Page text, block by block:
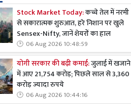
Stock Market Today:कच्चे तेल में नरमी
से सकारात्मक शुरुआत, हरे निशान पर खुले
Sensex-Nifty, जानें शेयरों का हाल
06 Aug 2026 10:48:59
योगी सरकार की बढ़ी कमाई:जुलाई में खजाने
में आए 21,754 करोड़; पिछले साल से 3,360
करोड़ ज्यादा रुपये
06 Aug 2026 10:44:16